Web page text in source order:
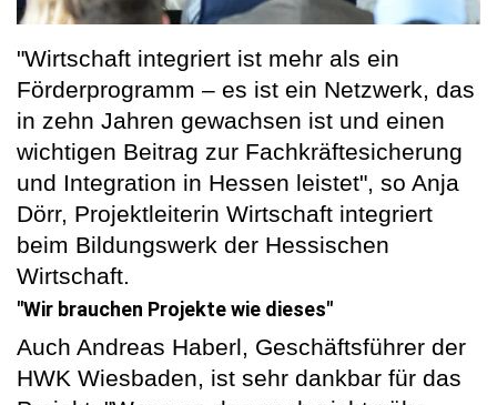
"Wirtschaft integriert ist mehr als ein
Förderprogramm – es ist ein Netzwerk, das
in zehn Jahren gewachsen ist und einen
wichtigen Beitrag zur Fachkräftesicherung
und Integration in Hessen leistet", so Anja
Dörr, Projektleiterin Wirtschaft integriert
beim Bildungswerk der Hessischen
Wirtschaft.
"Wir brauchen Projekte wie dieses"
Auch Andreas Haberl, Geschäftsführer der
HWK Wiesbaden, ist sehr dankbar für das